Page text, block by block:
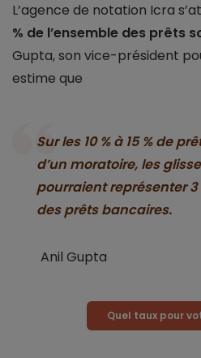
L’agence de notation Icra
% de l’ensemble des prêts
Gupta, son vice-président
estime que
Sur les 10 % à 15 % de
d’un moratoire, les
pourraient représenter 3
des prêts bancaires.
Anil Gupta
Quel taux pour